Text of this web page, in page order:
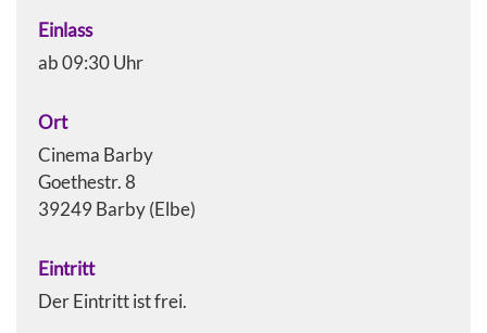
Einlass
ab 09:30 Uhr
Ort
Cinema Barby
Goethestr. 8
39249 Barby (Elbe)
Eintritt
Der Eintritt ist frei.